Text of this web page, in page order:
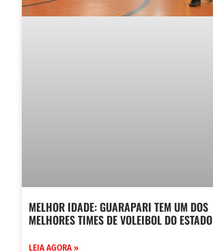
MELHOR IDADE: GUARAPARI TEM UM DOS
MELHORES TIMES DE VOLEIBOL DO ESTADO
LEIA AGORA »